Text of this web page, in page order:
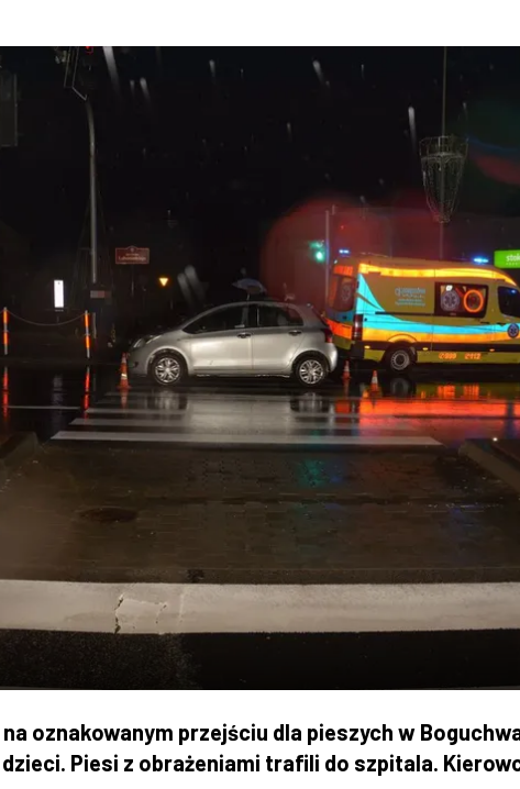
na oznakowanym przejściu dla pieszych w
Piesi z obrażeniami trafili do szpitala.